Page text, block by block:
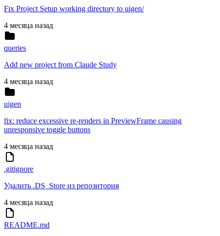
Fix Project Setup working directory to uigen/
4 месяца назад
queries
Add new project from Claude Study
4 месяца назад
uigen
fix: reduce excessive re-renders in PreviewFrame causing
unresponsive toggle buttons
4 месяца назад
.gitignore
Удалить .DS_Store из репозитория
4 месяца назад
README.md